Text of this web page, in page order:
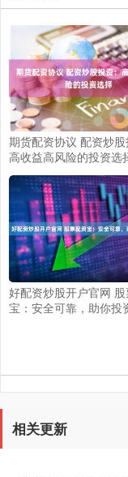
期货配资协议 配资炒股
高收益高风险的投资选
好配资炒股开户官网
宝：安全可靠，助你投
相关更新